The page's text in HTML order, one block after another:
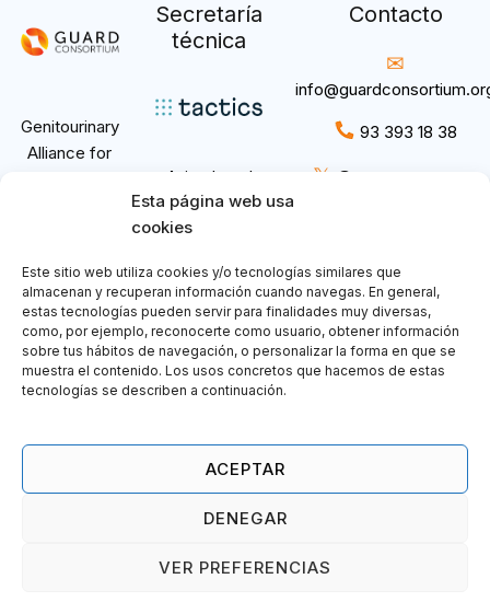
Esta página web usa
cookies
Este sitio web utiliza cookies y/o tecnologías similares que
almacenan y recuperan información cuando navegas. En general,
estas tecnologías pueden servir para finalidades muy diversas,
como, por ejemplo, reconocerte como usuario, obtener información
sobre tus hábitos de navegación, o personalizar la forma en que se
muestra el contenido. Los usos concretos que hacemos de estas
tecnologías se describen a continuación.
ACEPTAR
DENEGAR
VER PREFERENCIAS
Genitourinary
Alliance for
Secretaría
técnica
Aviso Legal
Política de
privacidad
Cookies
Contacto
93 393 18 38
𝕏 @GuardConsortium
Copyright © 2026 ASOCIACIÓN ALIANZA
MULTIDISCIPLINAR PARA LA INVESTIGACIÓN DE LOS
TUMORES GENITOURINARIOS. Todos los derechos